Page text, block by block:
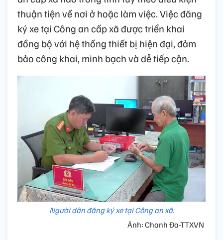
thuận tiện về nơi ở hoặc làm việc. Việc đăng
ký xe tại Công an cấp xã được triển khai
đồng bộ với hệ thống thiết bị hiện đại, đảm
bảo công khai, minh bạch và dễ tiếp cận.
Người dân đăng ký xe tại Công an xã.
Ảnh: Chanh Đa-TTXVN